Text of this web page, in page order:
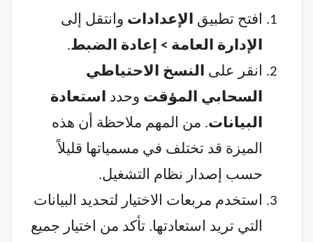
افتح تطبيق الإعدادات وانتقل إلى
الإدارة العامة > إعادة الضبط.
انقر على
النسخ الاحتياطي
السحابي المؤقت وحدد
استعادة
البيانات. من المهم ملاحظة أن هذه
الميزة قد تختلف في مسمياتها قليلاً
حسب إصدار نظام التشغيل.
استخدم مربعات الاختيار لتحديد البيانات
التي تريد استعادتها. تأكد من اختيار جميع